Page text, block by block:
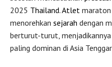
2025 Thailand.Atlet
menorehkan sejarah dengan
berturut-turut,
paling dominan di Asia